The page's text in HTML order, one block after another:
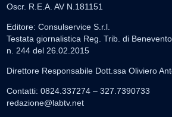
Oscr. R.E.A. AV N.181151
Editore: Consulservice S.r.l.
Testata giornalistica Reg. Trib. di Benevento
n. 244 del 26.02.2015
Direttore Responsabile Dott.ssa Oliviero
Contatti: 0824.337274 – 327.7390733
redazione@labtv.net